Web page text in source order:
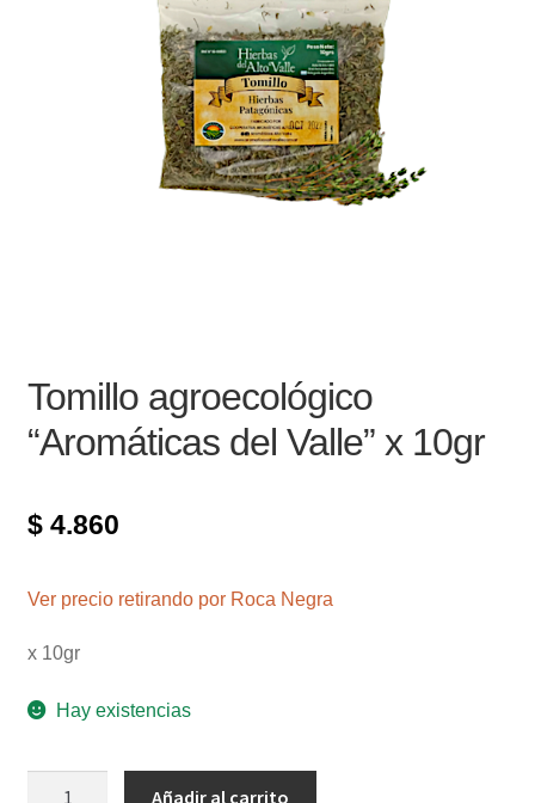
Receso de verano
Retirando en Roca Negra
Tomillo agroecológico
“Aromáticas del Valle” x 10gr
$4.860
Ver precio retirando por Roca Negra
x 10gr
Hay existencias
Añadir al carrito